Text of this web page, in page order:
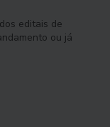
editais de
ou já